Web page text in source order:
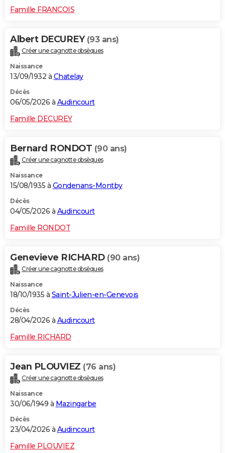
Famille FRANCOIS
Albert DECUREY (93 ans)
Créer une cagnotte obsèques
Naissance
13/09/1932 à Chatelay
Décès
06/05/2026 à Audincourt
Famille DECUREY
Bernard RONDOT (90 ans)
Créer une cagnotte obsèques
Naissance
15/08/1935 à Gondenans-Montby
Décès
04/05/2026 à Audincourt
Famille RONDOT
Genevieve RICHARD (90 ans)
Créer une cagnotte obsèques
Naissance
18/10/1935 à Saint-Julien-en-Genevois
Décès
28/04/2026 à Audincourt
Famille RICHARD
Jean PLOUVIEZ (76 ans)
Créer une cagnotte obsèques
Naissance
30/06/1949 à Mazingarbe
Décès
23/04/2026 à Audincourt
Famille PLOUVIEZ